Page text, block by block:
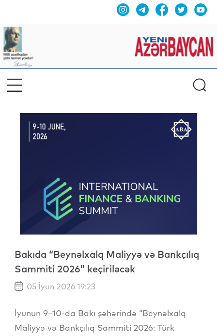
Bakıda “Beynəlxalq Maliyyə və Bankçılıq
Sammiti 2026” keçiriləcək
05 İyun 2026 19:23
İyunun 9–10-da Bakı şəhərində “Beynəlxalq
Maliyyə və Bankçılıq Sammiti 2026: Türk